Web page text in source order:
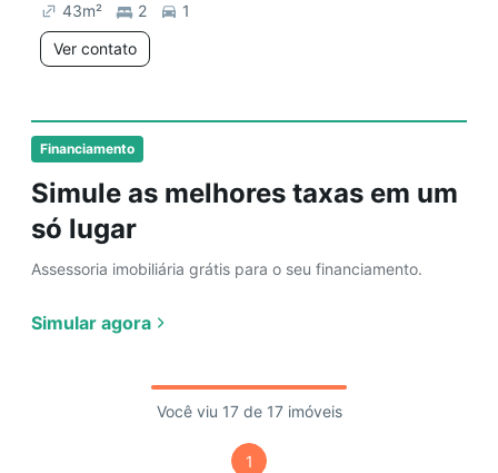
Financiamento
Simule as melhores taxas em um
só lugar
Assessoria imobiliária grátis para o seu financiamento.
Simular agora
43m² 2
1
Ver contato
Você viu 17 de 17 imóveis
1